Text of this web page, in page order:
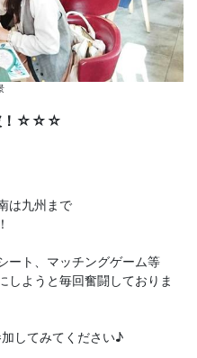
！☆☆☆
は九州まで
ート、マッチングゲーム等
しようと毎回奮闘しておりま
してみてください♪